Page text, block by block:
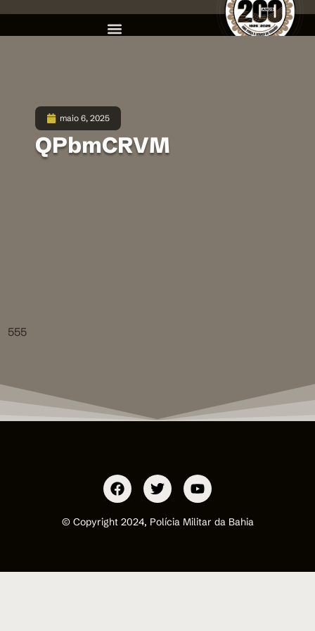
maio 6, 2025
QPbmCRVM
555
© Copyright 2024, Polícia Militar da Bahia